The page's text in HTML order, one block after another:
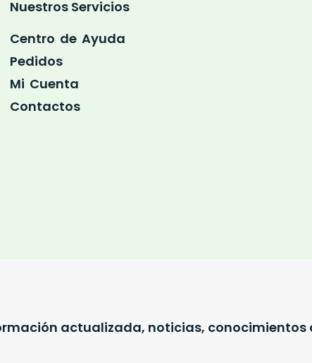
Nuestros Servicios
Centro de Ayuda
Pedidos
Mi Cuenta
Contactos
actualizada, noticias, conocimientos